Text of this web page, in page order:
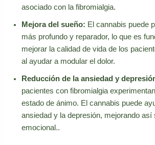
asociado con la fibromialgia.
Mejora del sueño: El cannabis puede
más profundo y reparador, lo que es
mejorar la calidad de vida de los
al ayudar a modular el dolor.
Reducción de la ansiedad y
pacientes con fibromialgia
estado de ánimo. El cannabis puede
ansiedad y la depresión, mejorando así
emocional..